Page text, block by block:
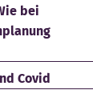
bei
Covid